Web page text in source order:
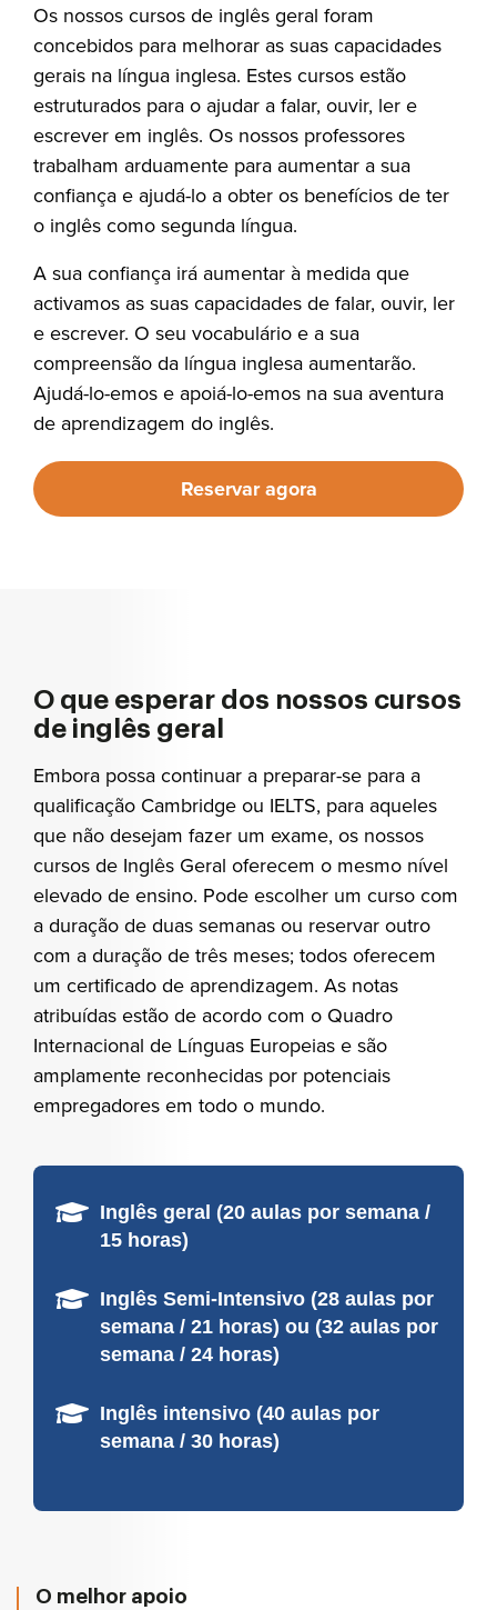
Os nossos cursos de inglês geral foram
concebidos para melhorar as suas capacidades
gerais na língua inglesa. Estes cursos estão
estruturados para o ajudar a falar, ouvir, ler e
escrever em inglês. Os nossos professores
trabalham arduamente para aumentar a sua
confiança e ajudá-lo a obter os benefícios de ter
o inglês como segunda língua.
A sua confiança irá aumentar à medida que
activamos as suas capacidades de falar, ouvir, ler
e escrever. O seu vocabulário e a sua
compreensão da língua inglesa aumentarão.
Ajudá-lo-emos e apoiá-lo-emos na sua aventura
de aprendizagem do inglês.
Reservar agora
O que esperar dos nossos cursos
de inglês geral
Embora possa continuar a preparar-se para a
qualificação Cambridge ou IELTS, para aqueles
que não desejam fazer um exame, os nossos
cursos de Inglês Geral oferecem o mesmo nível
elevado de ensino. Pode escolher um curso com
a duração de duas semanas ou reservar outro
com a duração de três meses; todos oferecem
um certificado de aprendizagem. As notas
atribuídas estão de acordo com o Quadro
Internacional de Línguas Europeias e são
amplamente reconhecidas por potenciais
empregadores em todo o mundo.
Inglês geral (20 aulas por semana /
15 horas)
Inglês Semi-Intensivo (28 aulas por
semana / 21 horas) ou (32 aulas por
semana / 24 horas)
Inglês intensivo (40 aulas por
semana / 30 horas)
O melhor apoio